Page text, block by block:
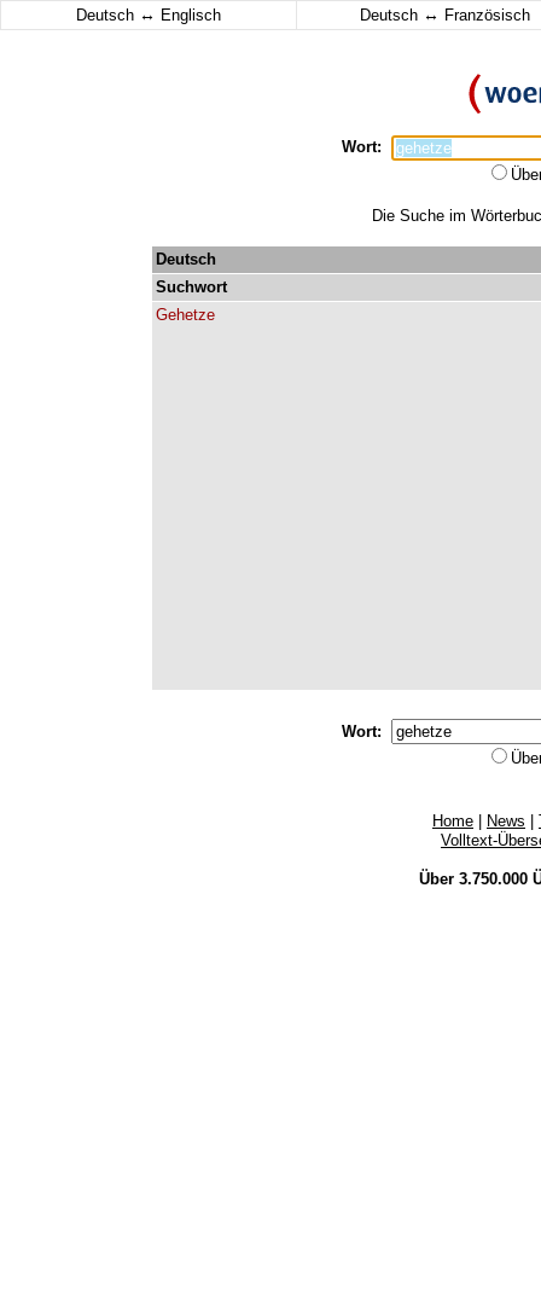
Deutsch ↔ Englisch Deutsch ↔ Französisch
Wort:
Die Suche im
Deutsch
Suchwort
Gehetze
Wort:
Home News
Volltext-
Über 3.750.000